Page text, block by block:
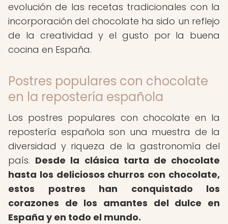
evolución de las recetas tradicionales con la
incorporación del chocolate ha sido un reflejo
de la creatividad y el gusto por la buena
cocina en España.
Postres populares con chocolate
en la repostería española
Los postres populares con chocolate en la
repostería española son una muestra de la
diversidad y riqueza de la gastronomía del
país. Desde la clásica tarta de chocolate
hasta los deliciosos churros con chocolate,
estos postres han conquistado los
corazones de los amantes del dulce en
España y en todo el mundo.